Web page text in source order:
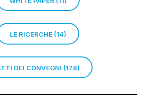
LE RICERCHE (14)
ATTI DEI CONVEGNI (178)